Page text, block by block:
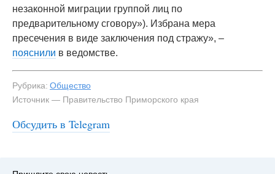
незаконной миграции группой лиц по
предварительному сговору»). Избрана мера
пресечения в виде заключения под стражу», –
пояснили в ведомстве.
Рубрика: Общество
Источник — Правительство Приморского края
Обсудить в Telegram